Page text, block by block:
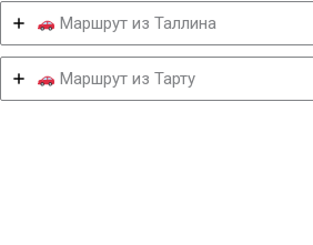
Маршрут из Таллина
Маршрут из Тарту